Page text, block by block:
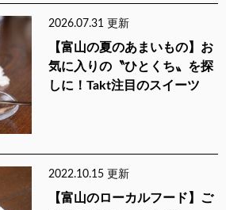
2026.07.31 更新
【富山の夏のあまいもの】お
気に入りの〝ひとくち〟を探
しに！Takt注目のスイーツ
2022.10.15 更新
【富山のローカルフード】ご